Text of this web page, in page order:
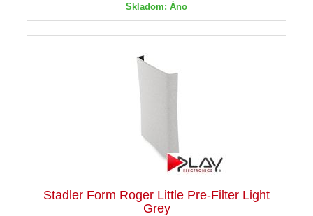
Skladom: Áno
Stadler Form Roger Little Pre-Filter Light
Grey